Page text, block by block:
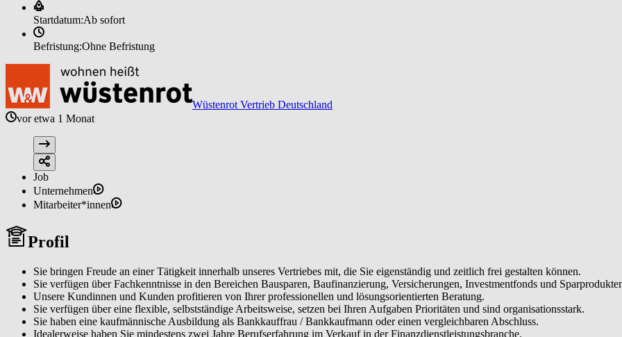
Startdatum:Ab sofort
Befristung:Ohne Befristung
Wüstenrot Vertrieb Deutschland
vor etwa 1 Monat
Job
Unternehmen
Mitarbeiter*innen
Profil
Sie bringen Freude an einer Tätigkeit innerhalb unseres Vertriebes mit, die Sie eigenständig und zeitlich frei gestalten können.
Sie verfügen über Fachkenntnisse in den Bereichen Bausparen, Baufinanzierung, Versicherungen, Investmentfonds und
Unsere Kundinnen und Kunden profitieren von Ihrer professionellen und lösungsorientierten Beratung.
Sie verfügen über eine flexible, selbstständige Arbeitsweise, setzen bei Ihren Aufgaben Prioritäten und sind organisationsstark.
Sie haben eine kaufmännische Ausbildung als Bankkauffrau / Bankkaufmann oder einen vergleichbaren Abschluss.
Idealerweise haben Sie mindestens zwei Jahre Berufserfahrung im Verkauf in der Finanzdienstleistungsbranche.